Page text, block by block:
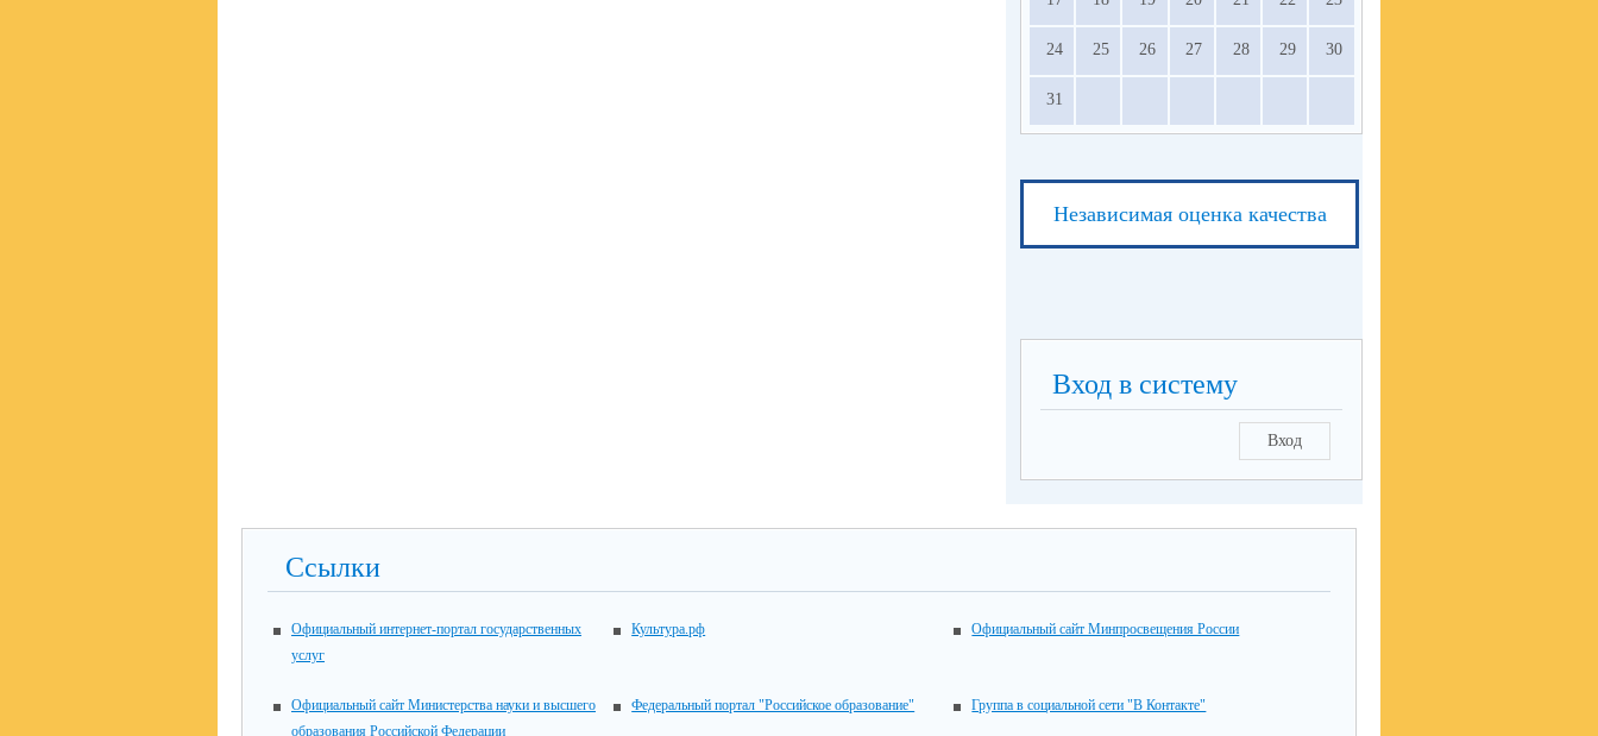
24 25 26 27 28 29 30
31
Независимая оценка качества
Вход в систему
Вход
Ссылки
Официальный интернет-портал государственных
услуг
Культура.рф Официальный сайт Минпросвещения России
Официальный сайт Министерства науки и высшего
образования Российской Федерации
Федеральный портал "Российское образование" Группа в социальной сети "В Контакте"